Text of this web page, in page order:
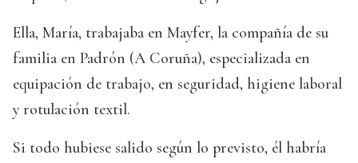
Ella, María, trabajaba en Mayfer, la compañía de su
familia en Padrón (A Coruña), especializada en
equipación de trabajo, en seguridad, higiene laboral
y rotulación textil.
Si todo hubiese salido según lo previsto, él habría